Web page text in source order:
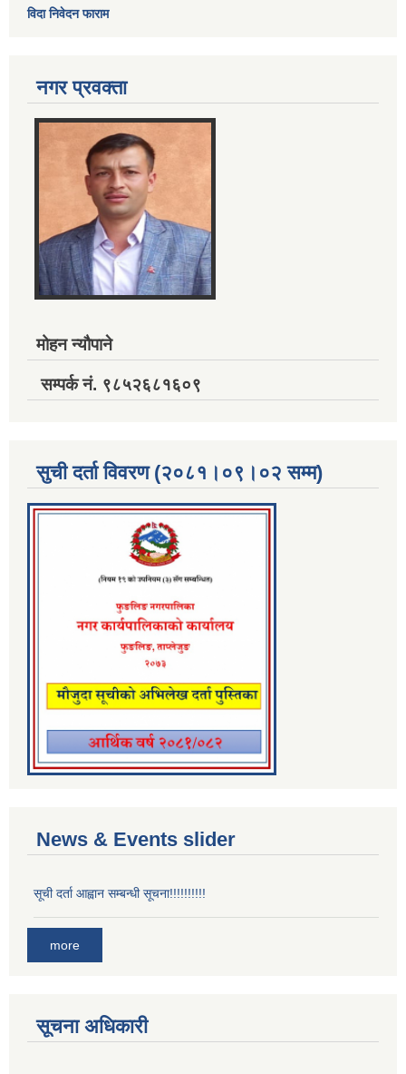
विदा निवेदन फाराम
नगर प्रवक्ता
मोहन न्यौपाने
सम्पर्क नं. ९८५२६८१६०९
सुची दर्ता विवरण (२०८१।०९।०२ सम्म)
News & Events slider
सूची दर्ता आह्वान सम्बन्धी सूचना!!!!!!!!!!
more
सूचना अधिकारी